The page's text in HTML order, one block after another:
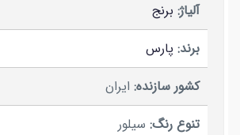
آلیاژ: برنج
برند: پارس
کشور سازنده: ایران
تنوع رنگ: سیلور